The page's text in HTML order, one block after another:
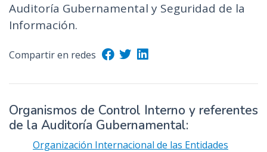
Auditoría Gubernamental y Seguridad de la
Información.
Compartir en redes
Organismos de Control Interno y referentes
de la Auditoría Gubernamental:
Organización Internacional de las Entidades